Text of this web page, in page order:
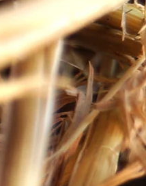
auch im Garten ist
los